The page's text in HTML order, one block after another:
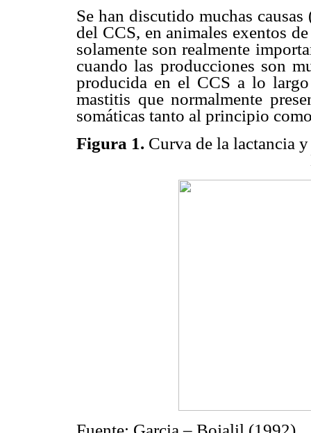
Se han discutido muchas
del CCS, en animales exentos
solamente son realmente
cuando las producciones son
producida en el CCS a lo
mastitis que normalmente
somáticas tanto al principio
Figura 1. Curva de la lactancia